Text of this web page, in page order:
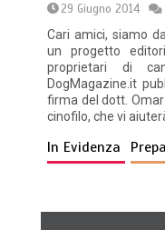
29 Giugno 2014
Cari amici, siamo
un progetto
proprietari di
DogMagazine.it
firma del dott.
cinofilo, che vi
In Evidenza